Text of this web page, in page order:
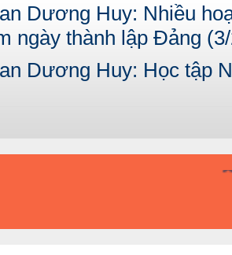
Dương Huy: Nhiều
ngày thành lập Đảng
Dương Huy: Học tập